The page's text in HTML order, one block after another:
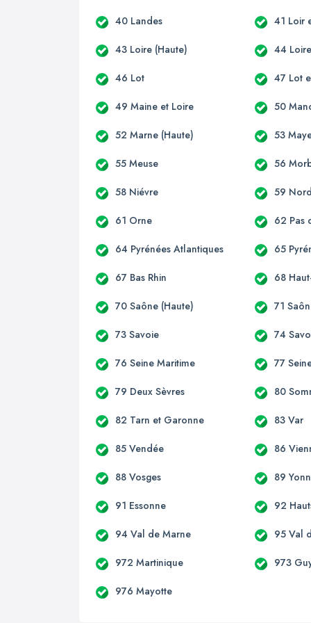
40 Landes 41 Loir
43 Loire (Haute) 44
46 Lot 47 Lot
49 Maine et Loire 50
52 Marne (Haute) 53
55 Meuse 56
58 Niévre 59
61 Orne 62 Pas
64 Pyrénées Atlantiques 65
67 Bas Rhin 68
70 Saône (Haute) 71
73 Savoie 74
76 Seine Maritime 77
79 Deux Sèvres 80
82 Tarn et Garonne 83 Var
85 Vendée 86
88 Vosges 89
91 Essonne 92
94 Val de Marne 95 Val
972 Martinique 973
976 Mayotte